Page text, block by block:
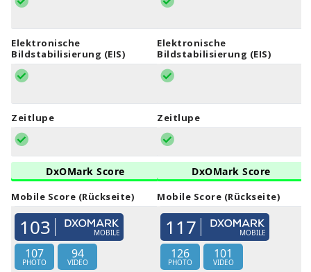
Elektronische
Bildstabilisierung (EIS)
Zeitlupe
DxOMark Score
Mobile Score (Rückseite)
103 MOBILE
107
PHOTO
94
VIDEO
Elektronische
Bildstabilisierung (EIS)
Zeitlupe
DxOMark Score
Mobile Score (Rückseite)
117 MOBILE
126
PHOTO
101
VIDEO